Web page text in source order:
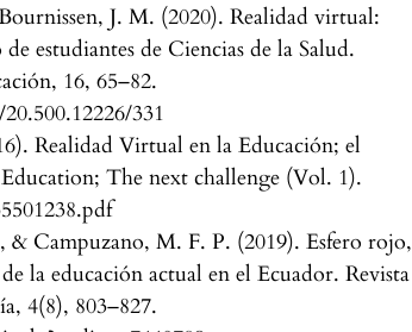
J. M. (2020). Realidad virtual:
estudiantes de Ciencias de la Salud.
16, 65–82.
331
Realidad Virtual en la Educación; el
The next challenge (Vol. 1).
Campuzano, M. F. P. (2019). Esfero rojo,
la educación actual en el Ecuador. Revista
4(8), 803–827.